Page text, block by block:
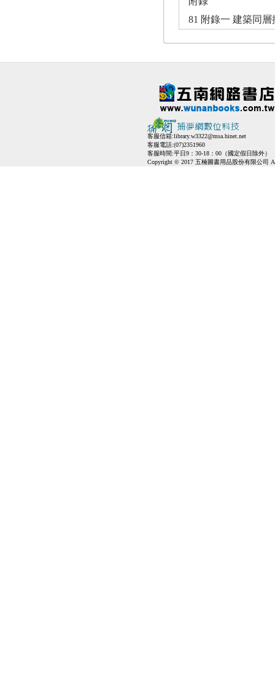
81 附錄一 建築同
客服信箱:library.w3322@msa.hinet.net
客服電話:(07)2351960
客服時間:平日9：30-18：00（國定假日除外）
Copyright © 2017 五楠圖書用品股份有限公司